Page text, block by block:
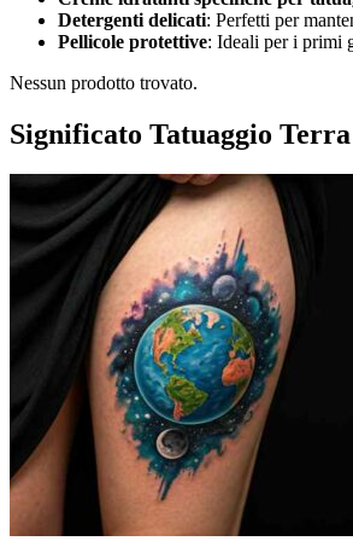
Detergenti delicati: Perfetti per
Pellicole protettive: Ideali per i primi
Nessun prodotto trovato.
Significato Tatuaggio